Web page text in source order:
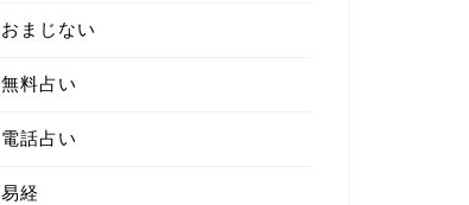
おまじない
無料占い
電話占い
易経